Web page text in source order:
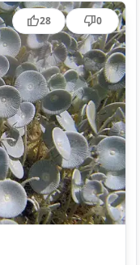
thumb_up28 thumb_down0